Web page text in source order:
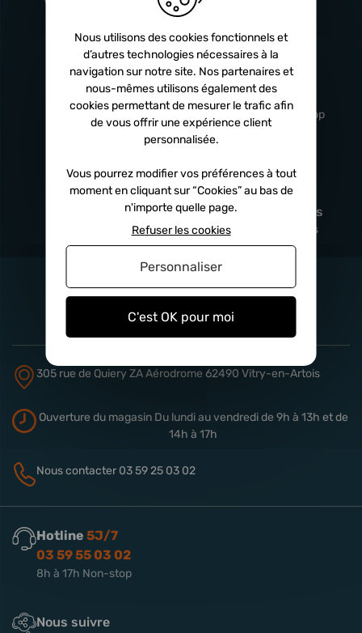
Livraison
rapide
Sous 24h à 48h
Service client
professionnel
De 8h à 17h Non-stop
Satisfait
remboursé
Paiement en
x3 fois
Sécurisé, sans frais
305 rue de Quiery ZA Aérodrome 62490 Vitry-en-Artois
Ouverture du magasinDu lundi au vendredi de 9h à 13h et de
14h à 17h
Nous contacter 03 59 25 03 02
Hotline 5J/7
03 59 55 03 02
8h à 17h Non-stop
Nous suivre
Nous utilisons des cookies fonctionnels et
d’autres technologies nécessaires à la
navigation sur notre site. Nos partenaires et
nous-mêmes utilisons également des
cookies permettant de mesurer le trafic afin
de vous offrir une expérience client
personnalisée.
Vous pourrez modifier vos préférences à tout
moment en cliquant sur “Cookies” au bas de
n'importe quelle page.
C'est OK pour moi
Refuser les cookies
Personnaliser